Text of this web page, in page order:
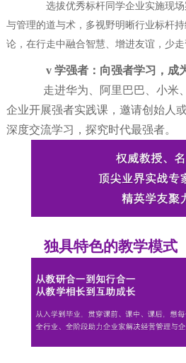
选拔优秀标杆同学企业实施现
与管理的道与术，多视野明晰行业标杆
论，在行走中融合智慧、增进友谊，少走
v 学强者：向强者学习，成
走进华为、阿里巴巴、小米
企业开展强者实践课，邀请创始人
深度交流学习，探究时代最强者。
独具特色的教学模式